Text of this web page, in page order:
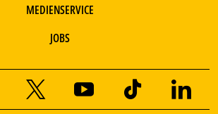
MEDIENSERVICE
JOBS